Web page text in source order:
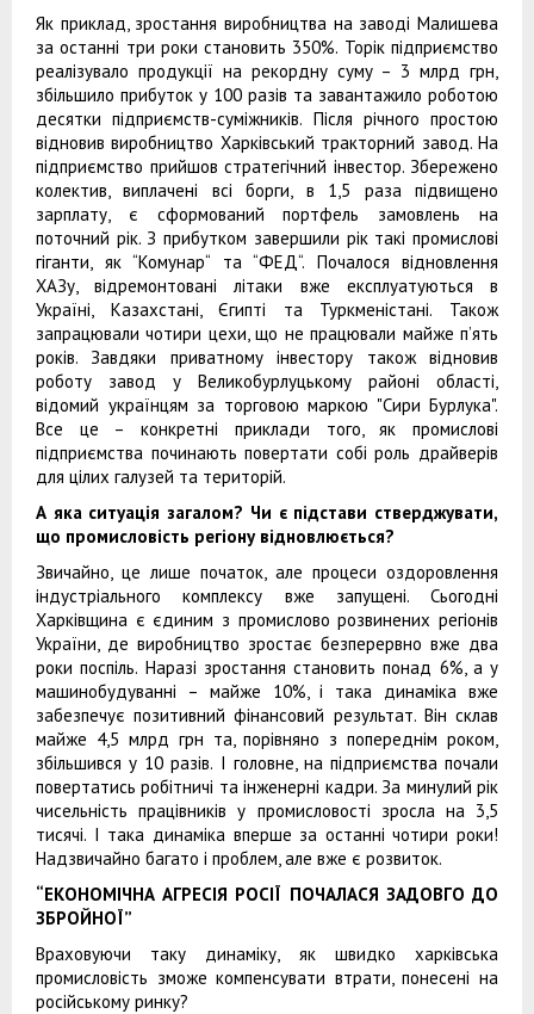
Як приклад, зростання виробництва на заводі Малишева
за останні три роки становить 350%. Торік підприємство
реалізувало продукції на рекордну суму – 3 млрд грн,
збільшило прибуток у 100 разів та завантажило роботою
десятки підприємств-суміжників. Після річного простою
відновив виробництво Харківський тракторний завод. На
підприємство прийшов стратегічний інвестор. Збережено
колектив, виплачені всі борги, в 1,5 раза підвищено
зарплату, є сформований портфель замовлень на
поточний рік. З прибутком завершили рік такі промислові
гіганти, як “Комунар“ та “ФЕД“. Почалося відновлення
ХАЗу, відремонтовані літаки вже експлуатуються в
Україні, Казахстані, Єгипті та Туркменістані. Також
запрацювали чотири цехи, що не працювали майже п’ять
років. Завдяки приватному інвестору також відновив
роботу завод у Великобурлуцькому районі області,
відомий українцям за торговою маркою "Сири Бурлука".
Все це – конкретні приклади того, як промислові
підприємства починають повертати собі роль драйверів
для цілих галузей та територій.
А яка ситуація загалом? Чи є підстави стверджувати,
що промисловість регіону відновлюється?
Звичайно, це лише початок, але процеси оздоровлення
індустріального комплексу вже запущені. Сьогодні
Харківщина є єдиним з промислово розвинених регіонів
України, де виробництво зростає безперервно вже два
роки поспіль. Наразі зростання становить понад 6%, а у
машинобудуванні – майже 10%, і така динаміка вже
забезпечує позитивний фінансовий результат. Він склав
майже 4,5 млрд грн та, порівняно з попереднім роком,
збільшився у 10 разів. І головне, на підприємства почали
повертатись робітничі та інженерні кадри. За минулий рік
чисельність працівників у промисловості зросла на 3,5
тисячі. І така динаміка вперше за останні чотири роки!
Надзвичайно багато і проблем, але вже є розвиток.
“ЕКОНОМІЧНА АГРЕСІЯ РОСІЇ ПОЧАЛАСЯ ЗАДОВГО ДО
ЗБРОЙНОЇ”
Враховуючи таку динаміку, як швидко харківська
промисловість зможе компенсувати втрати, понесені на
російському ринку?